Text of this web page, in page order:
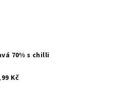
70% s chilli
Kč